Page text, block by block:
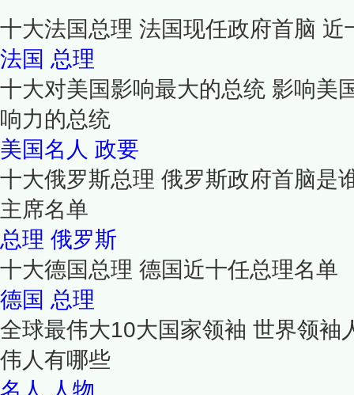
十大法国总理 法国现任政府首脑 近
法国 总理
十大对美国影响最大的总统 影响美
响力的总统
美国名人 政要
十大俄罗斯总理 俄罗斯政府首脑是
主席名单
总理 俄罗斯
十大德国总理 德国近十任总理名单
德国 总理
全球最伟大10大国家领袖 世界领袖
伟人有哪些
名人
人物